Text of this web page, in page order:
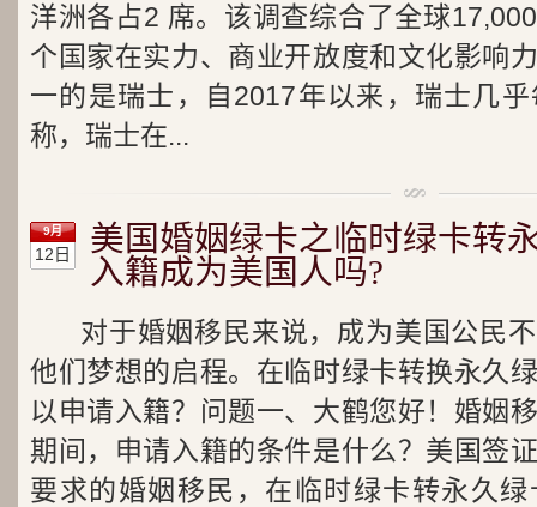
洋洲各占2 席。该调查综合了全球
个国家在实力、商业开放度和文化影响
一的是瑞士，自2017年以来，瑞士几
称，瑞士在...
9月
12日
美国婚姻绿卡之临时绿卡转
入籍成为美国人吗?
对于婚姻移民来说，成为美国公民
他们梦想的启程。在临时绿卡转换永久
以申请入籍？问题一、大鹤您好！婚姻
期间，申请入籍的条件是什么？美国签
要求的婚姻移民，在临时绿卡转永久